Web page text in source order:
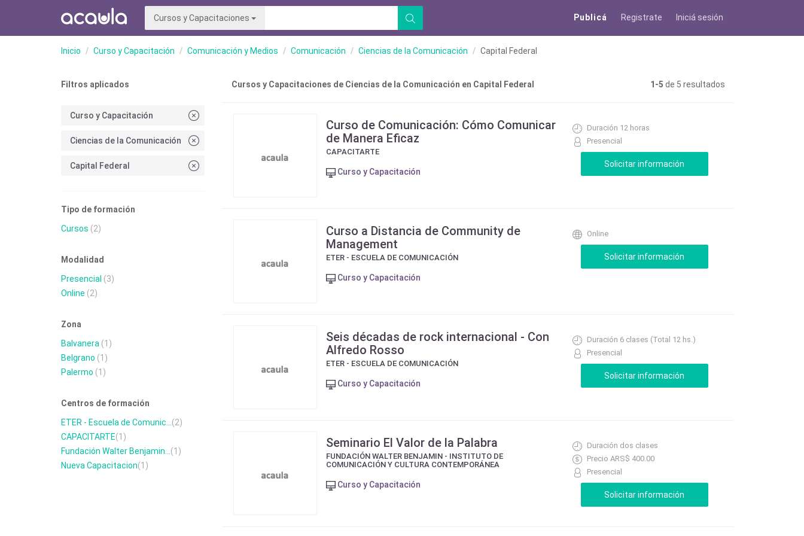
Cursos y Capacitaciones Publicá Registrate Iniciá sesión
Inicio Curso y Capacitación Comunicación y Medios Comunicación Ciencias de la Comunicación Capital Federal
Filtros aplicados
Curso y Capacitación
Ciencias de la Comunicación
Capital Federal
Tipo de formación
Cursos (2)
Modalidad
Presencial (3)
Online (2)
Zona
Balvanera (1)
Belgrano (1)
Palermo (1)
Centros de formación
ETER - Escuela de Comunic... (2)
CAPACITARTE(1)
Fundación Walter Benjamin... (1)
Nueva Capacitacion(1)
Cursos y Capacitaciones de Ciencias de la Comunicación en Capital Federal 1-5 de 5 resultados
Curso de Comunicación: Cómo Comunicar
de Manera Eficaz
CAPACITARTE
Curso y Capacitación
Duración 12 horas
Presencial
Curso a Distancia de Community de
Management
ETER - ESCUELA DE COMUNICACIÓN
Curso y Capacitación
Online
Seis décadas de rock internacional - Con
Alfredo Rosso
ETER - ESCUELA DE COMUNICACIÓN
Curso y Capacitación
Duración 6 clases (Total 12 hs.)
Presencial
Seminario El Valor de la Palabra
FUNDACIÓN WALTER BENJAMIN - INSTITUTO DE
COMUNICACIÓN Y CULTURA CONTEMPORÁNEA
Curso y Capacitación
Duración dos clases
Precio ARS$ 400.00
Presencial